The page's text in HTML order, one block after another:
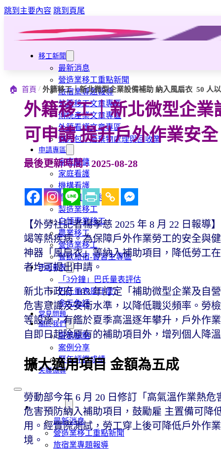
跳到主要內容 跳到頁尾
移工新聞
最新消息
營造業移工重點新聞
旅宿業專題報導
外籍移工文章專區
傳統產業文章專區
外籍看護文章專區
懶人包｜廢棄物處理與回收業
申請專區
家庭幫傭
家庭看護
機構看護
資源回收業移工
製造業移工
白領專業移工
農業移工
營造業移工
餐飲旅宿-實習生專區
巴氏量表
「3分鐘」巴氏量表評估
巴氏量表是什麼?
多元免評
常見問題
關於我們
服務據點
案例分享
歷年評鑑成績
失聯協尋
移工新聞
最新消息
營造業移工重點新聞
旅宿業專題報導
🏠 首頁 / 外籍移工｜新北微型企業設備補助 納入風扇衣 50 人
外籍移工｜新北微型企
可申請 提升戶外作業安全
最後更新時間 : 2025-08-28
【外勞社記者楊孝慈 2025 年 8 月 22 日報
竭等熱疾病。為保障戶外作業勞工的安全與
神器「風扇衣」等納入補助項目，降低勞工
者均可提出申請。
新北市政府 103 年訂定「補助微型企業及自
危害意識及安衛水準，以降低職災頻率。勞
等設施，有鑑於夏季高溫逐年攀升，戶外作
自即日起除原有的補助項目外，增列個人降
擴大適用項目 金額為五成
勞動部今年 6 月 20 日修訂「高氣溫作業熱
危害預防納入補助項目，鼓勵雇 主置備可降
用。經實際測試，勞工穿上後可降低戶外作
境。